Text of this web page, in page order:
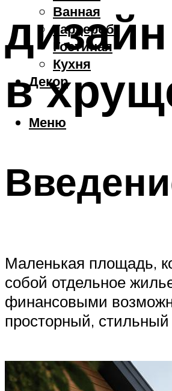
Ванная
Гардероб
Гостиная
Кухня
Декор
Меню
в
Маленькая площадь,
собой отдельное
финансовыми
просторный,